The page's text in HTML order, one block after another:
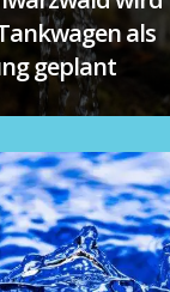
als
geplant